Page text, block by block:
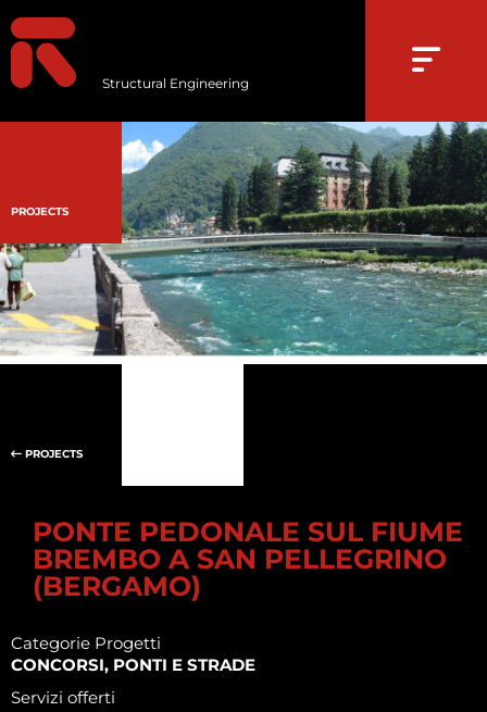
Structural Engineering
PROJECTS
PROJECTS
PONTE PEDONALE SUL FIUME
BREMBO A SAN PELLEGRINO
(BERGAMO)
Categorie Progetti
CONCORSI, PONTI E STRADE
Servizi offerti